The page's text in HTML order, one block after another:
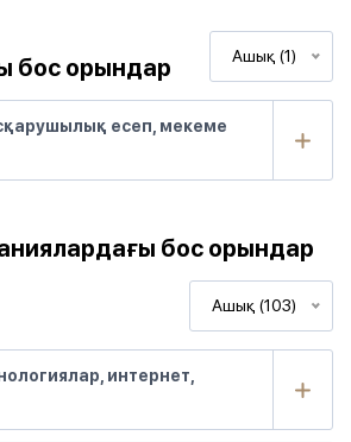
бос орындар Ашық (1)
есеп, мекеме
бос орындар
Ашық (103)
интернет,